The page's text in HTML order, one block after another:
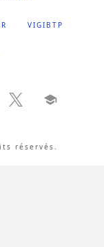
VIGIBTP
réservés.